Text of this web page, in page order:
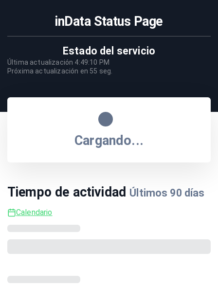
inData Status Page
Estado del servicio
Última actualización 4:49:10 PM
Próxima actualización en 55 seg.
Cargando...
Tiempo de actividad Últimos 90 días
Calendario